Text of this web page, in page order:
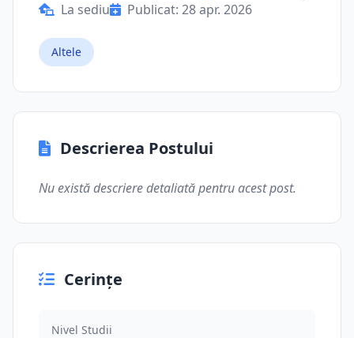
La sediu
Publicat: 28 apr. 2026
Altele
Descrierea Postului
Nu există descriere detaliată pentru acest post.
Cerințe
Nivel Studii